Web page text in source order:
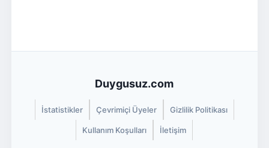
Duygusuz.com
İstatistikler Çevrimiçi Üyeler Gizlilik Politikası
Kullanım Koşulları İletişim